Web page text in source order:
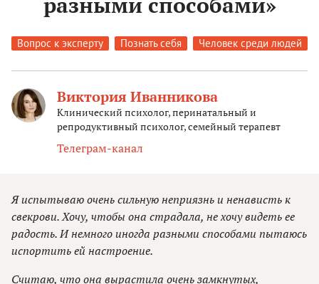
Вопрос к эксперту Познать себя Человек среди людей
Виктория Иванникова
Клинический психолог, перинатальный и
репродуктивный психолог, семейный терапевт
Телеграм-канал
Я испытываю очень сильную неприязнь и ненависть к
свекрови. Хочу, чтобы она страдала, не хочу видеть ее
радость. И немного иногда разными способами пытаюсь
испортить ей настроение.
Считаю, что она вырастила очень замкнутых,